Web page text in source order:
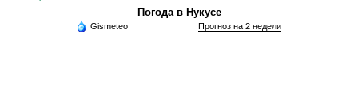
Погода в Нукусе
Gismeteo Прогноз на 2 недели